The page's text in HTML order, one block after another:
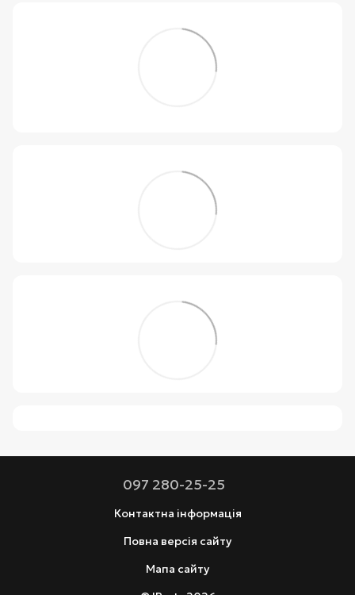
097 280-25-25
Контактна інформація
Повна версія сайту
Мапа сайту